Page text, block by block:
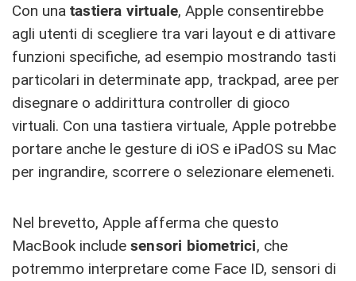
Con una tastiera virtuale, Apple consentirebbe
agli utenti di scegliere tra vari layout e di attivare
funzioni specifiche, ad esempio mostrando tasti
particolari in determinate app, trackpad, aree per
disegnare o addirittura controller di gioco
virtuali. Con una tastiera virtuale, Apple potrebbe
portare anche le gesture di iOS e iPadOS su Mac
per ingrandire, scorrere o selezionare elemeneti.
Nel brevetto, Apple afferma che questo
MacBook include sensori biometrici, che
potremmo interpretare come Face ID, sensori di